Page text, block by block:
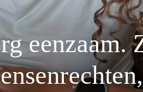
eenzaam.